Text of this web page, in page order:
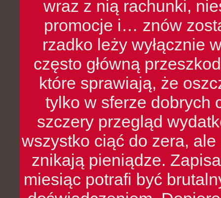
wraz z nią rachunki,
promocje i… znów
rzadko leży wyłącznie
często główną
które sprawiają, że
tylko w sferze dobrych
szczery przegląd
wszystko ciąć do zera,
znikają pieniądze.
miesiąc potrafi być